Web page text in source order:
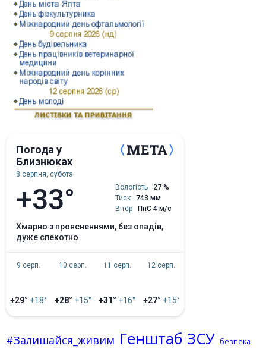
Погода у
Близнюках
8 серпня, субота
+33° Вологість
27 %
Тиск
743 мм
Вітер
ПнС 4 м/с
хмарно з проясненнями, без опадів,
дуже спекотно
9 серп.
+29° +18°
10 серп.
+28° +15°
11 серп.
+31° +16°
12 серп.
+27° +15°
#Залишайся_живим Генштаб ЗСУ безпека